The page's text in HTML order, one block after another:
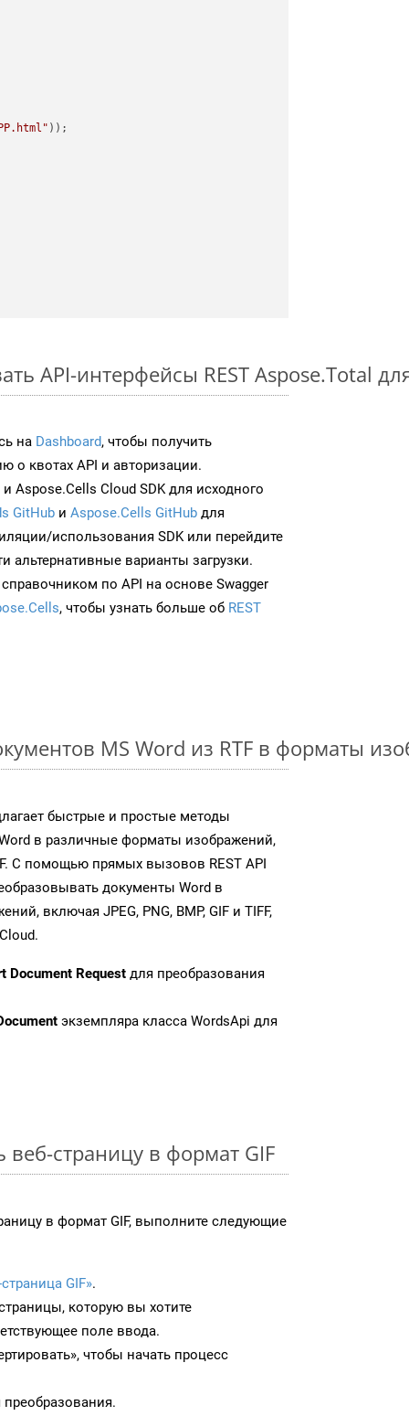
API-интерфейсы REST Aspose.Total
на Dashboard, чтобы получить
о квотах API и авторизации.
Aspose.Cells Cloud SDK для исходного
GitHub и Aspose.Cells GitHub для
использования SDK или перейдите
альтернативные варианты загрузки.
по API на основе Swagger
, чтобы узнать больше об REST
MS Word из RTF в форматы
быстрые и простые методы
в различные форматы изображений,
С помощью прямых вызовов REST API
документы Word в
включая JPEG, PNG, BMP, GIF и TIFF,
Document Request для преобразования
экземпляра класса WordsApi для
веб-страницу в формат GIF
в формат GIF, выполните следующие
GIF».
которую вы хотите
поле ввода.
чтобы начать процесс